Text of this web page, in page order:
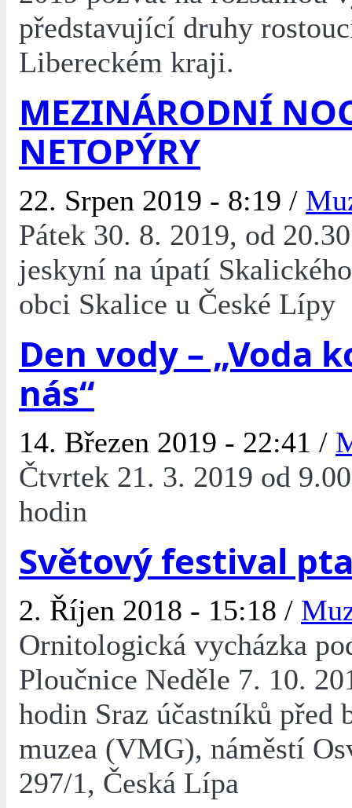
představující druhy
Libereckém kraji.
MEZINÁRODNÍ
NETOPÝRY
22. Srpen 2019 - 8:19 /
Pátek 30. 8. 2019, od
jeskyní na úpatí
obci Skalice u České Lípy
Den vody – „Voda
nás“
14. Březen 2019 - 22:41 /
Čtvrtek 21. 3. 2019 od
hodin
Světový festival
2. Říjen 2018 - 15:18 /
Ornitologická vycházka
Ploučnice Neděle 7. 10.
hodin Sraz účastníků před
muzea (VMG), náměstí
297/1, Česká Lípa